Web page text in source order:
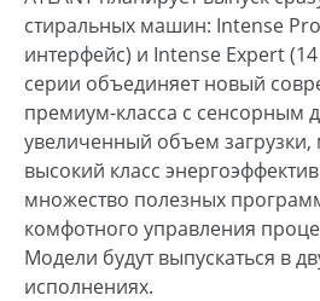
стиральных машин: Intense
интерфейс) и Intense Expert
серии объединяет новый
премиум-класса с сенсорным
увеличенный объем
высокий класс
множество полезных
комфотного управления
Модели будут выпускаться в
исполнениях.